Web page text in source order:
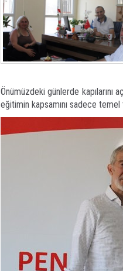
​Önümüzdeki günlerde kapılarını
eğitimin kapsamını sadece temel